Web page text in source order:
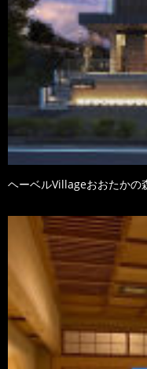
ヘーベルVillageおおたかの